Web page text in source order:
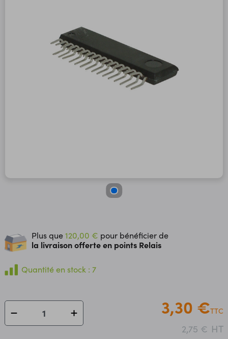
Plus que120,00 € pour bénéficier de
la livraison offerte en points Relais
Quantité en stock : 7
3,30 €TTC
2,75 € HT